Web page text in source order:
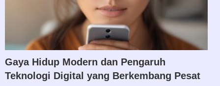
Gaya Hidup Modern dan Pengaruh
Teknologi Digital yang Berkembang Pesat